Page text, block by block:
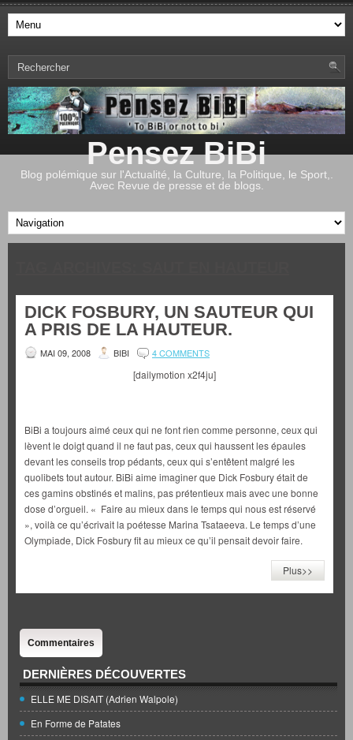
Pensez BiBi
Blog polémique sur l'Actualité, la Culture, la Politique, le Sport,.
Avec Revue de presse et de blogs.
DICK FOSBURY, UN SAUTEUR QUI
A PRIS DE LA HAUTEUR.
MAI 09, 2008 BIBI 4 COMMENTS
[dailymotion x2f4ju]
BiBi a toujours aimé ceux qui ne font rien comme personne, ceux qui
lèvent le doigt quand il ne faut pas, ceux qui haussent les épaules
devant les conseils trop pédants, ceux qui s’entêtent malgré les
quolibets tout autour. BiBi aime imaginer que Dick Fosbury était de
ces gamins obstinés et malins, pas prétentieux mais avec une bonne
dose d’orgueil. « Faire au mieux dans le temps qui nous est réservé
», voilà ce qu’écrivait la poétesse Marina Tsataeeva. Le temps d’une
Olympiade, Dick Fosbury fit au mieux ce qu’il pensait devoir faire.
Plus>>
Commentaires
DERNIÈRES DÉCOUVERTES
ELLE ME DISAIT (Adrien Walpole)
En Forme de Patates